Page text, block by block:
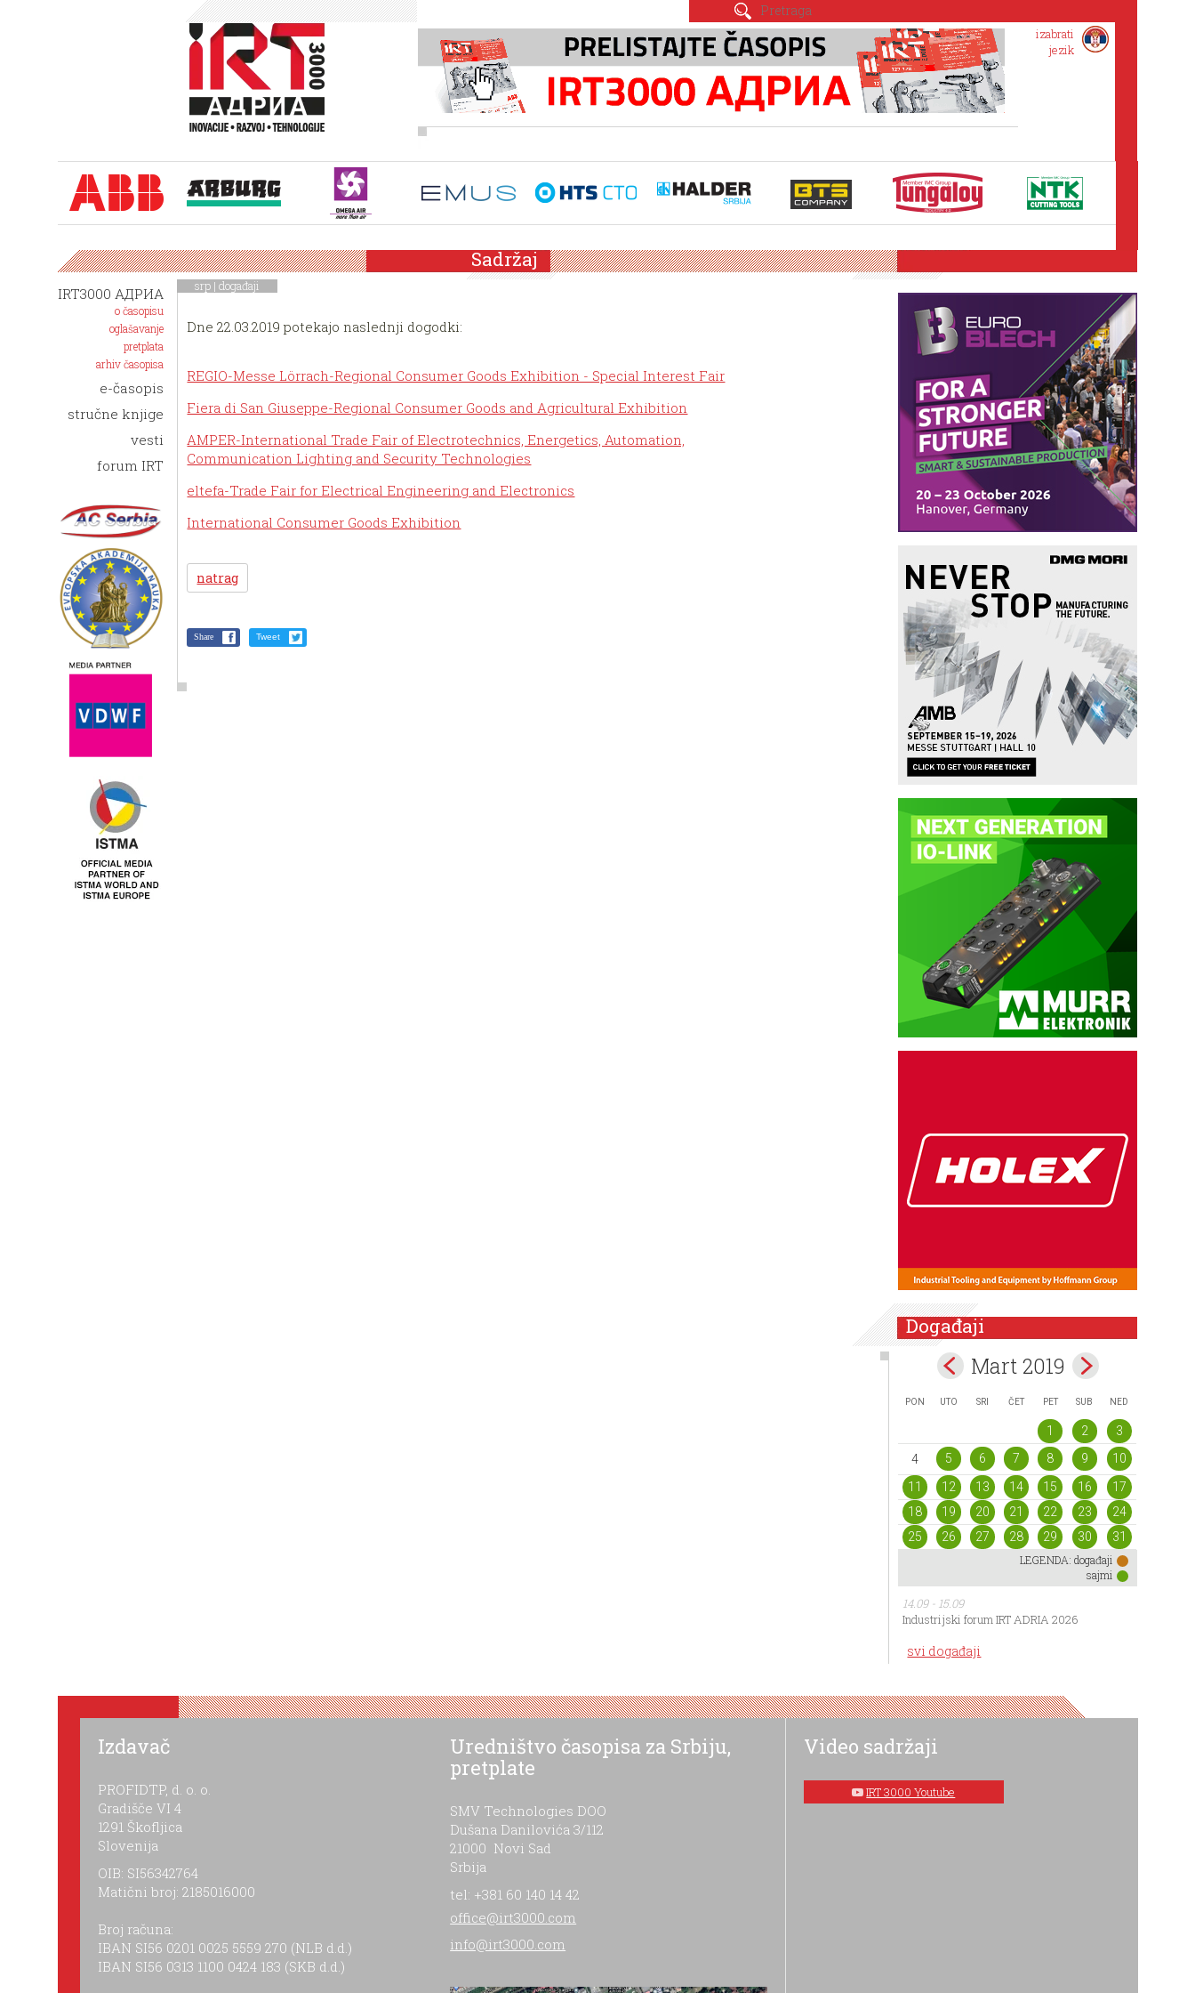
izabrati
jezik
IRT3000 АДРИА
o časopisu
oglašavanje
pretplata
arhiv časopisa
e-časopis
stručne knjige
vesti
forum IRT
Sadržaj
srp |događaji
Dne 22.03.2019 potekajo naslednji dogodki:
REGIO-Messe Lörrach-Regional Consumer Goods Exhibition - Special Interest Fair
Fiera di San Giuseppe-Regional Consumer Goods and Agricultural Exhibition
AMPER-International Trade Fair of Electrotechnics, Energetics, Automation,
Communication Lighting and Security Technologies
eltefa-Trade Fair for Electrical Engineering and Electronics
International Consumer Goods Exhibition
natrag
Share Tweet
Događaji
Mart 2019
PON UTO SRI ČET PET SUB NED
1 2
3
4
5 6 7 8 9
10
11
12 13 14 15 16
17
18
19 20 21 22 23
24
25
26 27 28 29 30
31
LEGENDA: događaji
sajmi
14.09 - 15.09
Industrijski forum IRT ADRIA 2026
svi događaji
Izdavač
PROFIDTP, d. o. o.
Gradišče VI 4
1291 Škofljica
Slovenija
OIB: SI56342764
Matični broj: 2185016000
Broj računa:
IBAN SI56 0201 0025 5559 270 (NLB d.d.)
IBAN SI56 0313 1100 0424 183 (SKB d.d.)
Uredništvo časopisa za Srbiju,
pretplate
SMV Technologies DOO
Dušana Danilovića 3/112
21000 Novi Sad
Srbija
tel: +381 60 140 14 42
office@irt3000.com
info@irt3000.com
Video sadržaji
IRT 3000 Youtube